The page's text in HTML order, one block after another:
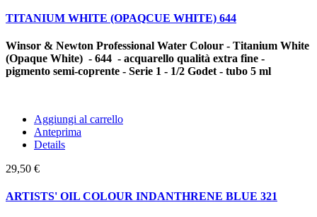
TITANIUM WHITE (OPAQCUE WHITE) 644
Winsor & Newton Professional Water Colour - Titanium White
(Opaque White) - 644 - acquarello qualità extra fine -
pigmento semi-coprente - Serie 1 - 1/2 Godet - tubo 5 ml
Aggiungi al carrello
Anteprima
Details
29,50 €
ARTISTS' OIL COLOUR INDANTHRENE BLUE 321